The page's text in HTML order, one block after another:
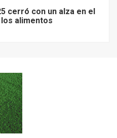
cerró con un alza en el
alimentos